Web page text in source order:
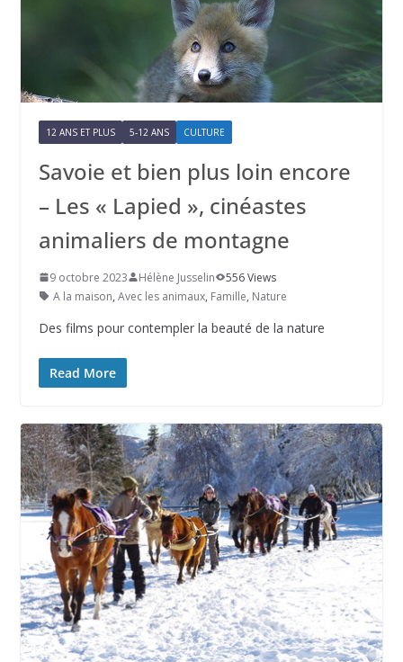
12 ANS ET PLUS 5-12 ANS CULTURE
Savoie et bien plus loin encore
– Les « Lapied », cinéastes
animaliers de montagne
9 octobre 2023 Hélène Jusselin
556 Views
A la maison, Avec les animaux, Famille, Nature
Des films pour contempler la beauté de la nature
Read More